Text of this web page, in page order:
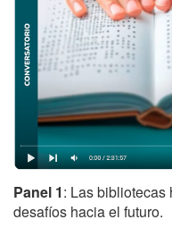
Panel 1: Las bibliotecas
desafíos hacia el futuro.